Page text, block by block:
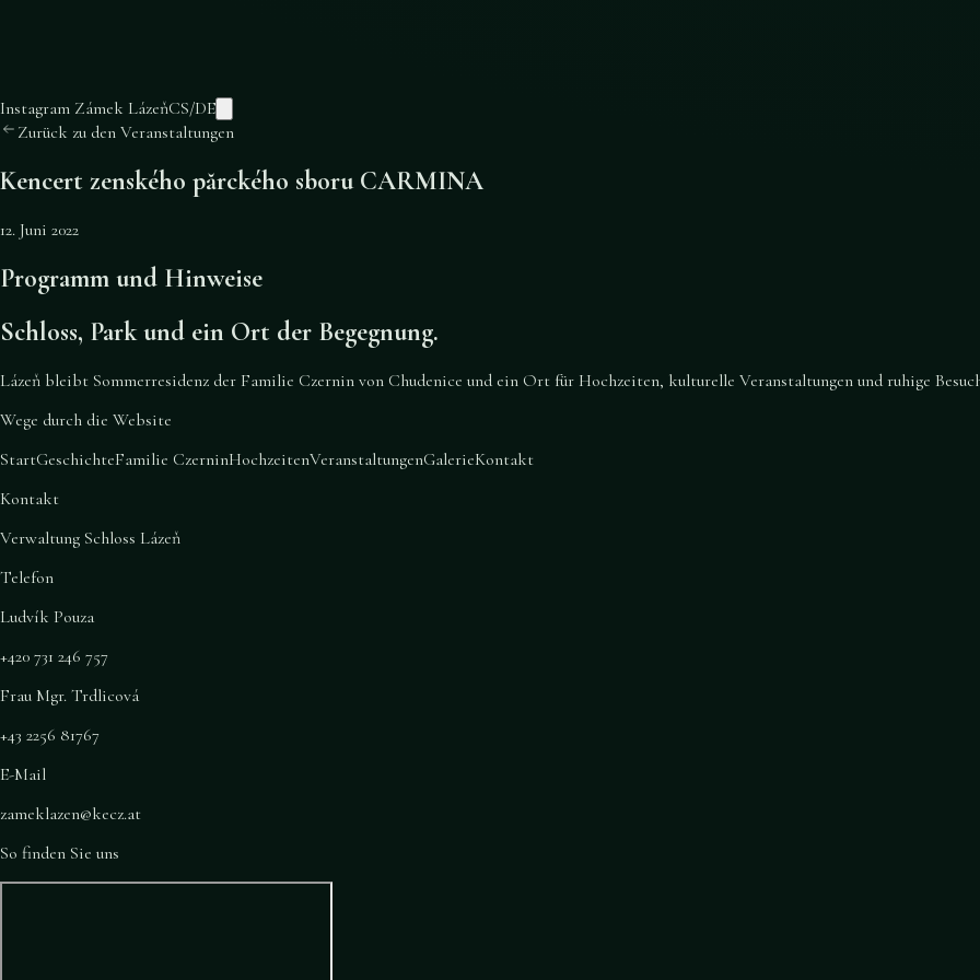
Instagram Zámek LázeňCS/DE
Zurück zu den Veranstaltungen
Kencert zenského părckého sboru CARMINA
12. Juni 2022
Programm und Hinweise
Schloss, Park und ein Ort der Begegnung.
Lázeň bleibt Sommerresidenz der Familie Czernin von Chudenice und ein Ort für Hochzeiten, kulturelle Veranstaltungen und ruhige
Wege durch die Website
StartGeschichteFamilie CzerninHochzeitenVeranstaltungenGalerieKontakt
Kontakt
Verwaltung Schloss Lázeň
Telefon
Ludvík Pouza
+420 731 246 757
Frau Mgr. Trdlicová
+43 2256 81767
E-Mail
zameklazen@kecz.at
So finden Sie uns